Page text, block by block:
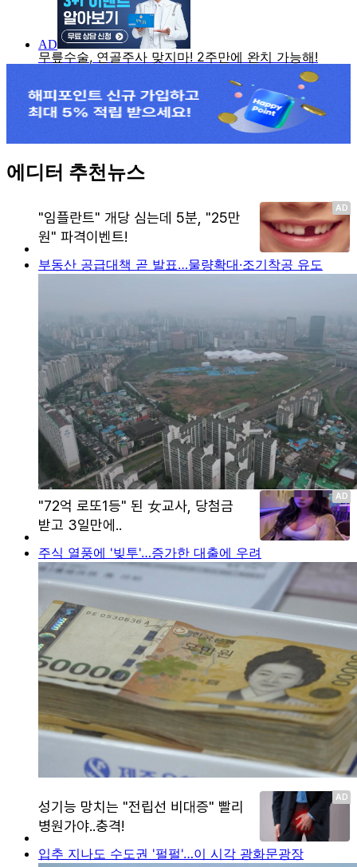
에디터 추천뉴스
부동산 공급대책 곧 발표…물량확대·조기착공 유도
주식 열풍에 '빚투'…증가한 대출에 우려
입추 지나도 수도권 '펄펄'…이 시각 광화문광장